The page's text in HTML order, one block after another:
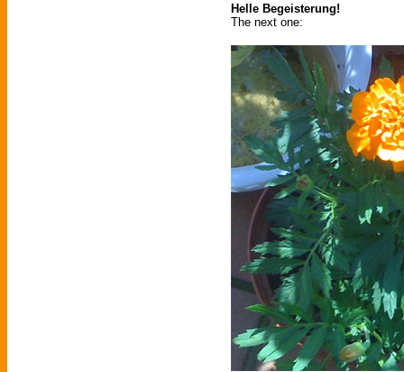
Helle Begeisterung!
The next one: